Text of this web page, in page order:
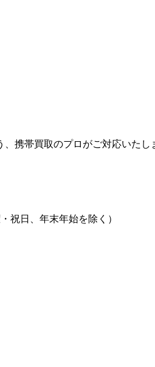
携帯買取のプロがご対応いたし
祝日、年末年始を除く）